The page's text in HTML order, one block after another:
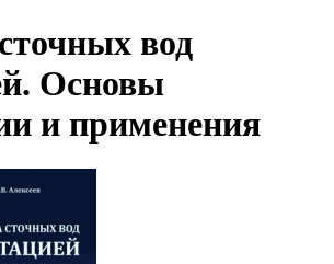
вод
Основы
и применения